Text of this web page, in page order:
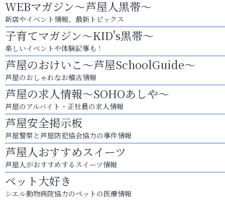
WEBマガジン～芦屋人黒帯～
新店やイベント情報、最新トピックス
子育てマガジン～KID's黒帯～
楽しいイベントや体験記事も！
芦屋のおけいこ～芦屋SchoolGuide～
芦屋のおしゃれなお稽古情報
芦屋の求人情報～SOHOあしや～
芦屋のアルバイト・正社員の求人情報
芦屋安全掲示板
芦屋警察と芦屋防犯協会協力の事件情報
芦屋人おすすめスイーツ
芦屋人がおすすめするスイーツ情報
ペット大好き
シエル動物病院協力のペットの医療情報